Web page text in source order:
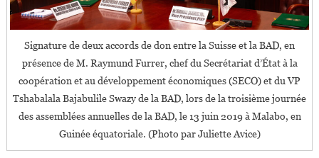
Signature de deux accords de don entre la Suisse et la BAD, en
présence de M. Raymund Furrer, chef du Secrétariat d’État à la
coopération et au développement économiques (SECO) et du VP
Tshabalala Bajabulile Swazy de la BAD, lors de la troisième journée
des assemblées annuelles de la BAD, le 13 juin 2019 à Malabo, en
Guinée équatoriale. (Photo par Juliette Avice)